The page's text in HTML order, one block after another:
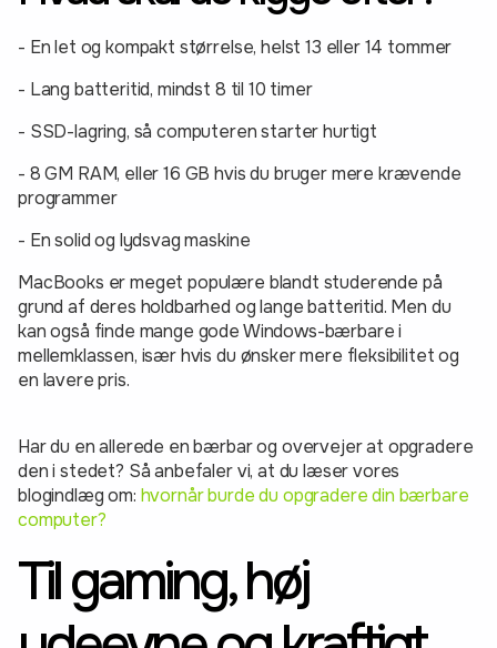
- En let og kompakt størrelse, helst 13 eller 14 tommer
- Lang batteritid, mindst 8 til 10 timer
- SSD-lagring, så computeren starter hurtigt
- 8 GM RAM, eller 16 GB hvis du bruger mere krævende
programmer
- En solid og lydsvag maskine
MacBooks er meget populære blandt studerende på
grund af deres holdbarhed og lange batteritid. Men du
kan også finde mange gode Windows-bærbare i
mellemklassen, især hvis du ønsker mere fleksibilitet og
en lavere pris.
Har du en allerede en bærbar og overvejer at opgradere
den i stedet? Så anbefaler vi, at du læser vores
blogindlæg om: hvornår burde du opgradere din bærbare
computer?
Til gaming, høj